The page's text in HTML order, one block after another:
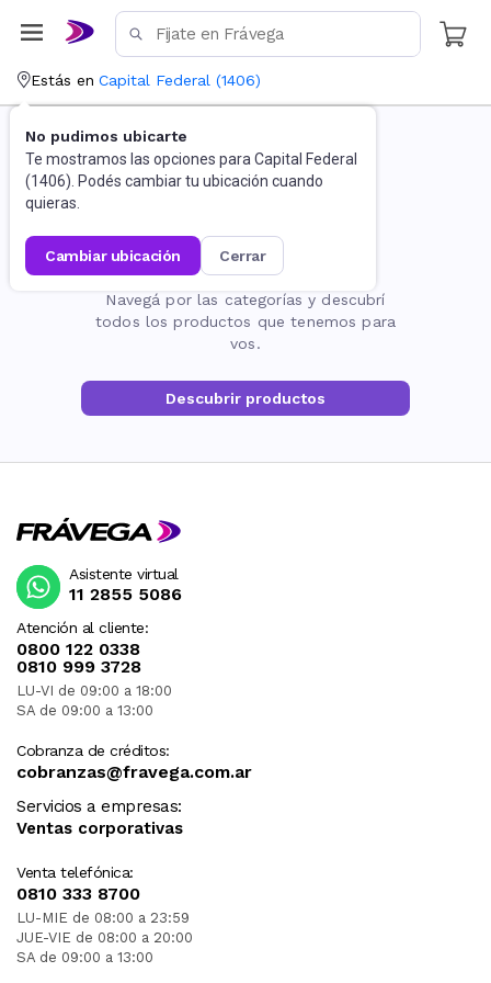
Estás en Capital Federal (1406)
No pudimos ubicarte
Te mostramos las opciones para Capital Federal
(1406). Podés cambiar tu ubicación cuando
quieras.
cambiar ubicación cerrar
La página no existe
Navegá por las categorías y descubrí
todos los productos que tenemos para
vos.
Descubrir productos
Atención al cliente:
0800 122 0338
0810 999 3728
LU-VI de 09:00 a 18:00
SA de 09:00 a 13:00
Cobranza de créditos:
cobranzas@fravega.com.ar
Servicios a empresas:
Ventas corporativas
Venta telefónica:
0810 333 8700
LU-MIE de 08:00 a 23:59
JUE-VIE de 08:00 a 20:00
SA de 09:00 a 13:00
Asistente virtual
11 2855 5086